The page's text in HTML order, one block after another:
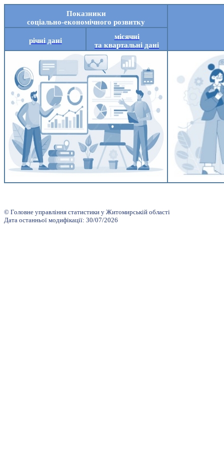
Показники
соціально-економічного розвитку
річні дані
місячні
та квартальні дані
© Головне управління статистики у Житомирській області
Дата останньої модифікації: 30/07/2026